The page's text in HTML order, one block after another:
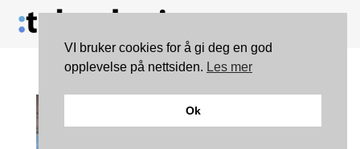
VI bruker cookies for å gi deg en god
opplevelse på nettsiden. Les mer
Ok